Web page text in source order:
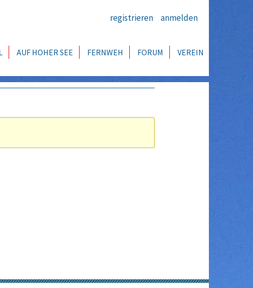
registrieren anmelden
AUF HOHER SEE FERNWEH FORUM VEREIN